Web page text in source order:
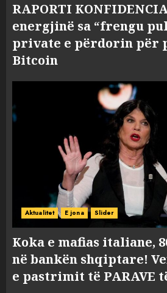
RAPORTI
energjinë sa “frengu
private e përdorin për
Bitcoin
Aktualitet E jona Slider
Koka e mafias italiane,
në bankën shqiptare!
e pastrimit të PARAVE